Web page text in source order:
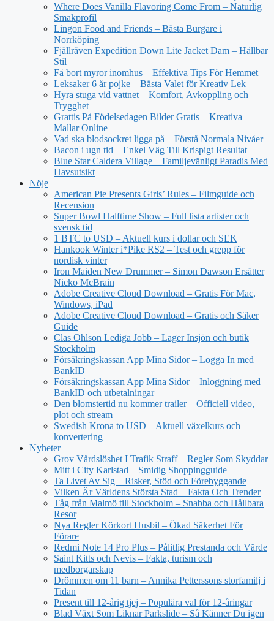
Where Does Vanilla Flavoring Come From – Naturlig
Smakprofil
Lingon Food and Friends – Bästa Burgare i
Norrköping
Fjällräven Expedition Down Lite Jacket Dam – Hållbar
Stil
Få bort myror inomhus – Effektiva Tips För Hemmet
Leksaker 6 år pojke – Bästa Valet för Kreativ Lek
Hyra stuga vid vattnet – Komfort, Avkoppling och
Trygghet
Grattis På Födelsedagen Bilder Gratis – Kreativa
Mallar Online
Vad ska blodsockret ligga på – Förstå Normala Nivåer
Bacon i ugn tid – Enkel Väg Till Krispigt Resultat
Blue Star Caldera Village – Familjevänligt Paradis Med
Havsutsikt
Nöje
American Pie Presents Girls’ Rules – Filmguide och
Recension
Super Bowl Halftime Show – Full lista artister och
svensk tid
1 BTC to USD – Aktuell kurs i dollar och SEK
Hankook Winter i*Pike RS2 – Test och grepp för
nordisk vinter
Iron Maiden New Drummer – Simon Dawson Ersätter
Nicko McBrain
Adobe Creative Cloud Download – Gratis För Mac,
Windows, iPad
Adobe Creative Cloud Download – Gratis och Säker
Guide
Clas Ohlson Lediga Jobb – Lager Insjön och butik
Stockholm
Försäkringskassan App Mina Sidor – Logga In med
BankID
Försäkringskassan App Mina Sidor – Inloggning med
BankID och utbetalningar
Den blomstertid nu kommer trailer – Officiell video,
plot och stream
Swedish Krona to USD – Aktuell växelkurs och
konvertering
Nyheter
Grov Vårdslöshet I Trafik Straff – Regler Som Skyddar
Mitt i City Karlstad – Smidig Shoppingguide
Ta Livet Av Sig – Risker, Stöd och Förebyggande
Vilken Är Världens Största Stad – Fakta Och Trender
Tåg från Malmö till Stockholm – Snabba och Hållbara
Resor
Nya Regler Körkort Husbil – Ökad Säkerhet För
Förare
Redmi Note 14 Pro Plus – Pålitlig Prestanda och Värde
Saint Kitts och Nevis – Fakta, turism och
medborgarskap
Drömmen om 11 barn – Annika Petterssons storfamilj i
Tidan
Present till 12-årig tjej – Populära val för 12-åringar
Blad Växt Som Liknar Parkslide – Så Känner Du igen